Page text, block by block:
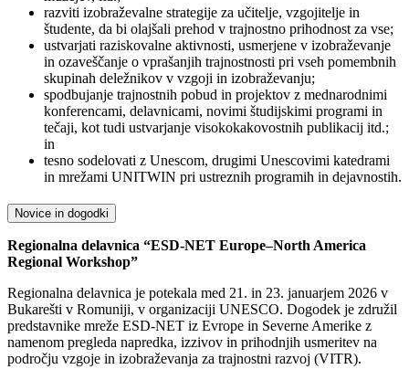
razviti izobraževalne strategije za učitelje, vzgojitelje in
študente, da bi olajšali prehod v trajnostno prihodnost za vse;
ustvarjati raziskovalne aktivnosti, usmerjene v izobraževanje
in ozaveščanje o vprašanjih trajnostnosti pri vseh pomembnih
skupinah deležnikov v vzgoji in izobraževanju;
spodbujanje trajnostnih pobud in projektov z mednarodnimi
konferencami, delavnicami, novimi študijskimi programi in
tečaji, kot tudi ustvarjanje visokokakovostnih publikacij itd.;
in
tesno sodelovati z Unescom, drugimi Unescovimi katedrami
in mrežami UNITWIN pri ustreznih programih in dejavnostih.
Novice in dogodki
Regionalna delavnica “ESD-NET Europe–North America
Regional Workshop”
Regionalna delavnica je potekala med 21. in 23. januarjem 2026 v
Bukarešti v Romuniji, v organizaciji UNESCO. Dogodek je združil
predstavnike mreže ESD-NET iz Evrope in Severne Amerike z
namenom pregleda napredka, izzivov in prihodnjih usmeritev na
področju vzgoje in izobraževanja za trajnostni razvoj (VITR).